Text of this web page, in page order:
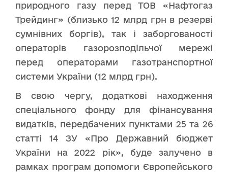
природного газу перед ТОВ «Нафтогаз
Трейдинг» (близько 12 млрд грн в резерві
сумнівних боргів), так і заборгованості
операторів газорозподільчої мережі
перед операторами газотранспортної
системи України (12 млрд грн).
В свою чергу, додаткові находження
спеціального фонду для фінансування
видатків, передбачених пунктами 25 та 26
статті 14 ЗУ «Про Державний бюджет
України на 2022 рік», буде залучено в
рамках програм допомоги Європейського